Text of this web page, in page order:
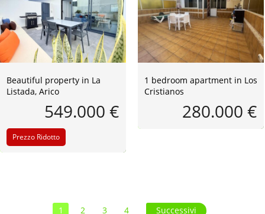
Beautiful property in La
Listada, Arico
549.000 €
Prezzo Ridotto
1 bedroom apartment in Los
Cristianos
280.000 €
1 2 3 4 Successivi